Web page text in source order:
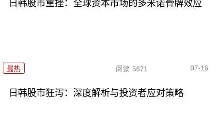
日韩股市重挫：全球资本市场的多米诺骨牌效应
最热 阅读 5671 07-16
日韩股市狂泻：深度解析与投资者应对策略